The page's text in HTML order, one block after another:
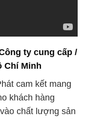
ty cung cấp /
Chí Minh
cam kết mang
khách hàng
chất lượng sản